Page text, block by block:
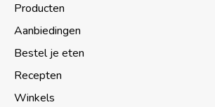
Producten
Aanbiedingen
Bestel je eten
Recepten
Winkels